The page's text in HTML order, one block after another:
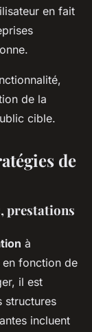
en fait
de la
cible.
de
prestations
à
en fonction de
il est
structures
incluent